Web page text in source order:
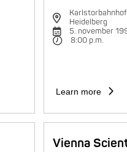
Heidelberg
5. november
8:00 p.m.
Learn more
Vienna